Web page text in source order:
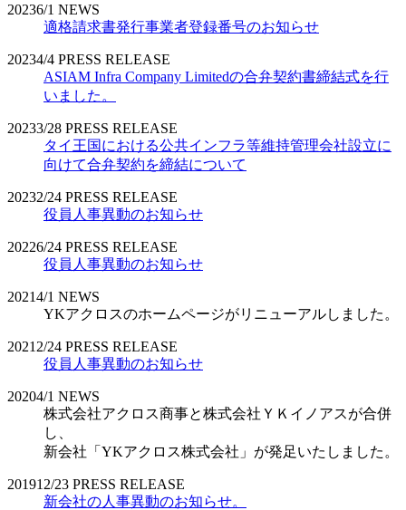
20236/1 NEWS
適格請求書発行事業者登録番号のお知らせ
20234/4 PRESS RELEASE
ASIAM Infra Company Limitedの合弁契約書締結式を行
いました。
20233/28 PRESS RELEASE
タイ王国における公共インフラ等維持管理会社設立に
向けて合弁契約を締結について
20232/24 PRESS RELEASE
役員人事異動のお知らせ
20226/24 PRESS RELEASE
役員人事異動のお知らせ
20214/1 NEWS
YKアクロスのホームページがリニューアルしました。
2021 2/24 PRESS RELEASE
役員人事異動のお知らせ
20204/1 NEWS
株式会社アクロス商事と株式会社ＹＫイノアスが合併
し、
新会社「YKアクロス株式会社」が発足いたしました。
201912/23 PRESS RELEASE
新会社の人事異動のお知らせ。